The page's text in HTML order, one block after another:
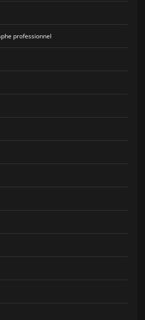
professionnel